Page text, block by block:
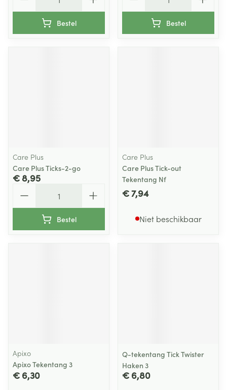
Bestel Bestel
Care Plus
Care Plus Ticks-2-go
€ 8,95
Bestel
Care Plus
Care Plus Tick-out
Tekentang Nf
€ 7,94
Niet beschikbaar
Apixo
Apixo Tekentang 3
€ 6,30
Q-tekentang Tick Twister
Haken 3
€ 6,80